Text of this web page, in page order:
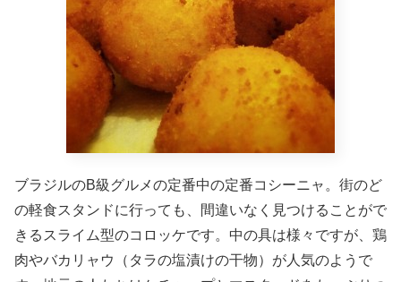
ブラジルのB級グルメの定番中の定番コシーニャ。街のど
の軽食スタンドに行っても、間違いなく見つけることがで
きるスライム型のコロッケです。中の具は様々ですが、鶏
肉やバカリャウ（タラの塩漬けの干物）が人気のようで